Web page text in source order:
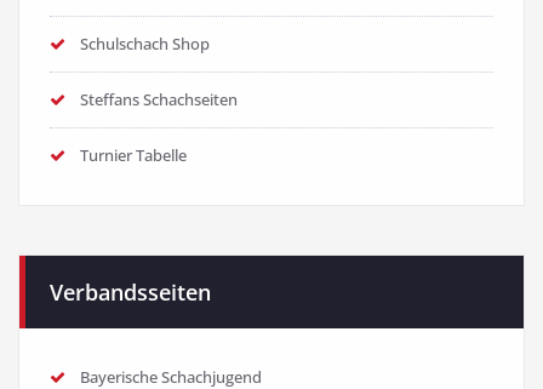
Schulschach Shop
Steffans Schachseiten
Turnier Tabelle
Verbandsseiten
Bayerische Schachjugend